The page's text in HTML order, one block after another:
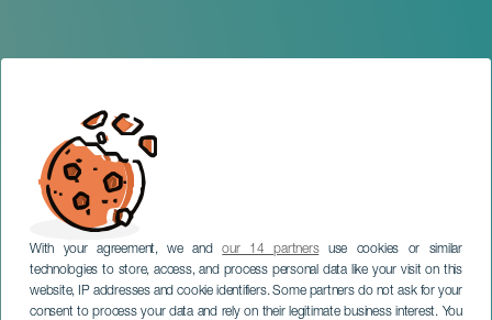
With your agreement, we andour 14 partnersuse cookies or similar
technologies to store, access, and process personal data like your visit on this
website, IP addresses and cookie identifiers. Some partners do not ask for your
consent to process your data and rely on their legitimate business interest. You